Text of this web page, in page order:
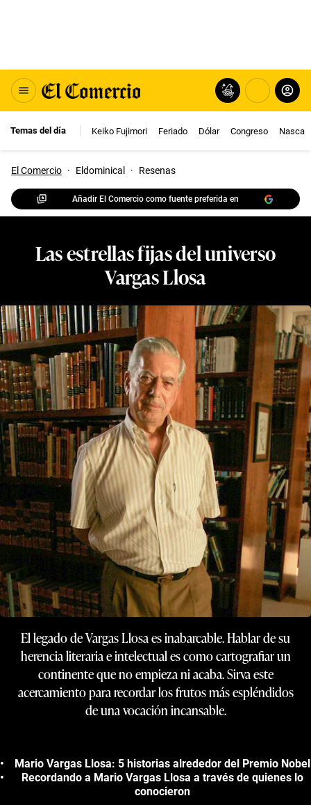
Temas del día Keiko Fujimori Feriado Dólar Congreso Nasca
El Comercio · Eldominical · Resenas
Añadir El Comercio como fuente preferida en
Las estrellas fijas del universo
Vargas Llosa
El legado de Vargas Llosa es inabarcable. Hablar de su
herencia literaria e intelectual es como cartografiar un
continente que no empieza ni acaba. Sirva este
acercamiento para recordar los frutos más espléndidos
de una vocación incansable.
Mario Vargas Llosa: 5 historias alrededor del Premio Nobel
Recordando a Mario Vargas Llosa a través de quienes lo
conocieron